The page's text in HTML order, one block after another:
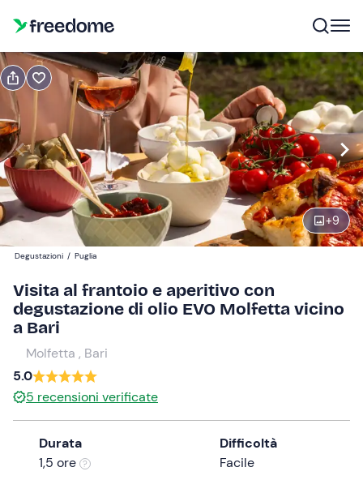
+9
Prenota Regala
Navigate
forward
to
interact
with
the
calendar
and
select
a
Press
the
question
mark
Modifica
10:00 Modifica
30 €
1
Bambini
0 €
Degustazioni / Puglia
Visita al frantoio e aperitivo con
degustazione di olio EVO Molfetta vicino
a Bari
Molfetta , Bari
5.0
5 recensioni verificate
Durata
1,5 ore
Difficoltà
Facile